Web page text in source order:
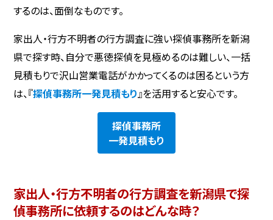
するのは、面倒なものです。
家出人・行方不明者の行方調査に強い探偵事務所を新潟
県で探す時、自分で悪徳探偵を見極めるのは難しい、一括
見積もりで沢山営業電話がかかってくるのは困るという方
は、『探偵事務所一発見積もり』を活用すると安心です。
探偵事務所
一発見積もり
家出人・行方不明者の行方調査を新潟県で探
偵事務所に依頼するのはどんな時？